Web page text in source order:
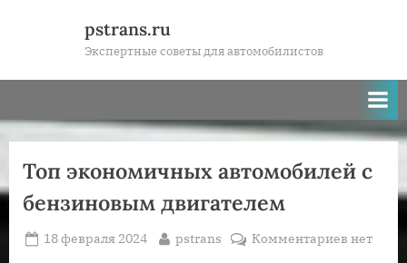
pstrans.ru
Экспертные советы для автомобилистов
Топ экономичных автомобилей с
бензиновым двигателем
Posted
18 февраля 2024 By
pstrans Комментариевкнет